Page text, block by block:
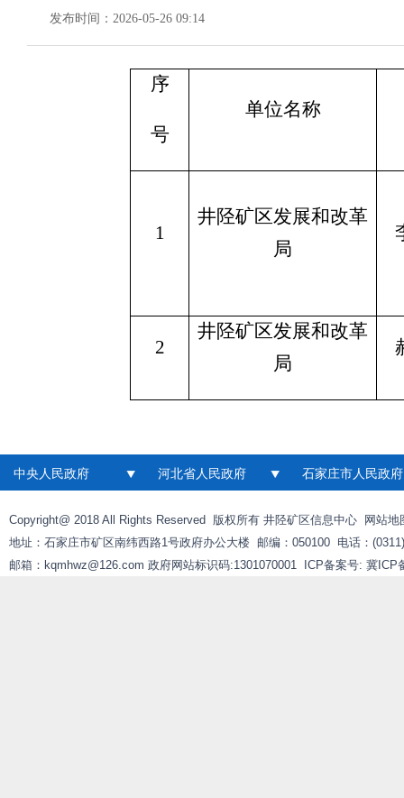
发布时间：2026-05-26 09:14
序
号
单位名称
1
井陉矿区发展和改革
局
2
井陉矿区发展和改革
局